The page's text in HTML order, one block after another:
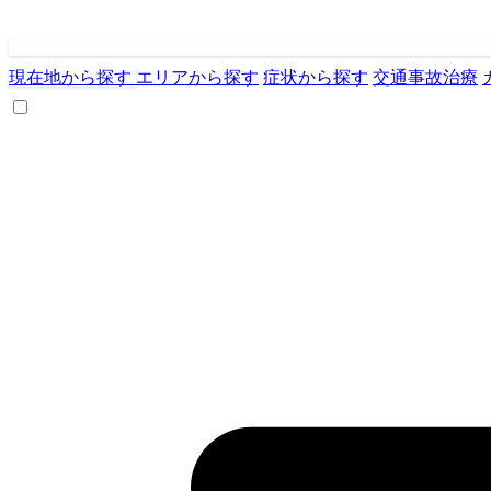
現在地から探す エリアから探す 症状から探す 交通事故治療